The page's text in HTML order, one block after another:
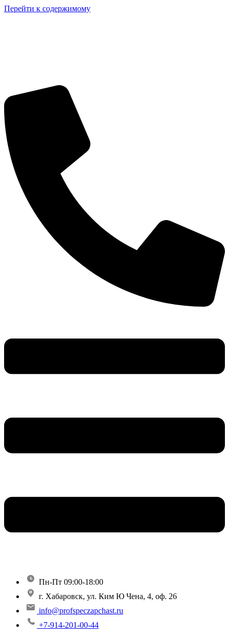
Перейти к содержимому
Пн-Пт 09:00-18:00
г. Хабаровск, ул. Ким Ю Чена, 4, оф. 26
info@profspeczapchast.ru
+7-914-201-00-44